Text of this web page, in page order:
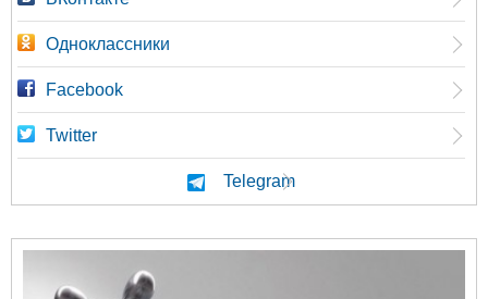
Одноклассники
Facebook
Twitter
Telegram